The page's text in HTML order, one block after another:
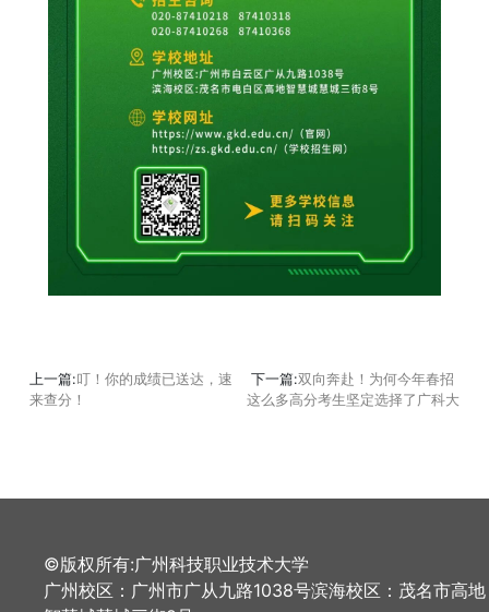
上一篇:叮！你的成绩已送达，速
来查分！
下一篇:双向奔赴！为何今年春招
这么多高分考生坚定选择了广科大
©版权所有:广州科技职业技术大学
广州校区：广州市广从九路1038号滨海校区：茂名市高地